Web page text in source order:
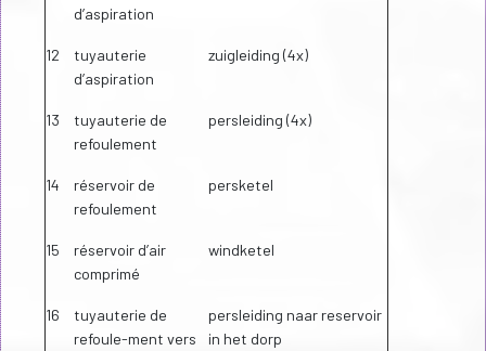
d’aspiration
12
tuyauterie
d’aspiration
zuigleiding (4x)
13
tuyauterie de
refoulement
persleiding (4x)
14
réservoir de
refoulement
persketel
15
réservoir d’air
comprimé
windketel
16
tuyauterie de
refoule-ment vers
persleiding naar reservoir
in het dorp